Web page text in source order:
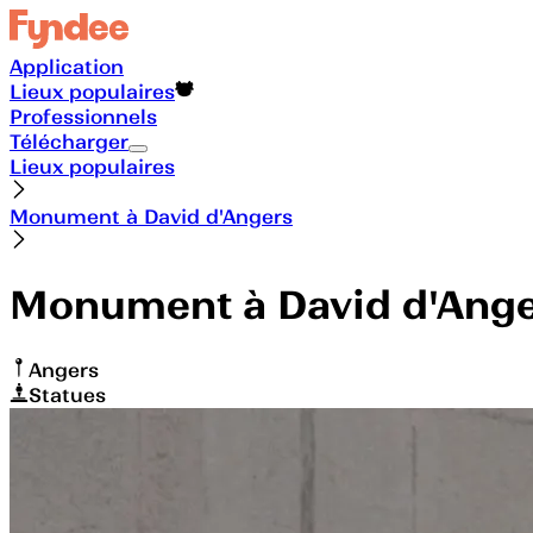
Application
Lieux populaires
Professionnels
Télécharger
Lieux populaires
Monument à David d'Angers
Monument à David
Angers
Statues